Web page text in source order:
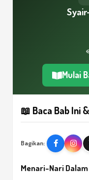
Mulai
📖 Baca Bab Ini
Bagikan:
Menari-Nari